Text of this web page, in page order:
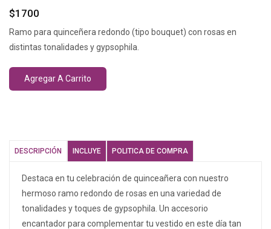
$1700
Ramo para quinceñera redondo (tipo bouquet) con rosas en
distintas tonalidades y gypsophila.
Agregar A Carrito
DESCRIPCIÓN INCLUYE POLITICA DE COMPRA
Destaca en tu celebración de quinceañera con nuestro
hermoso ramo redondo de rosas en una variedad de
tonalidades y toques de gypsophila. Un accesorio
encantador para complementar tu vestido en este día tan